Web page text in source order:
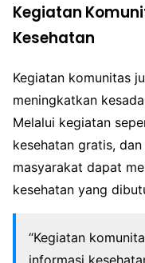
Kegiatan
Kesehatan
Kegiatan komunitas
meningkatkan
Melalui kegiatan
kesehatan gratis,
masyarakat dapat
kesehatan yang
“Kegiatan
informasi